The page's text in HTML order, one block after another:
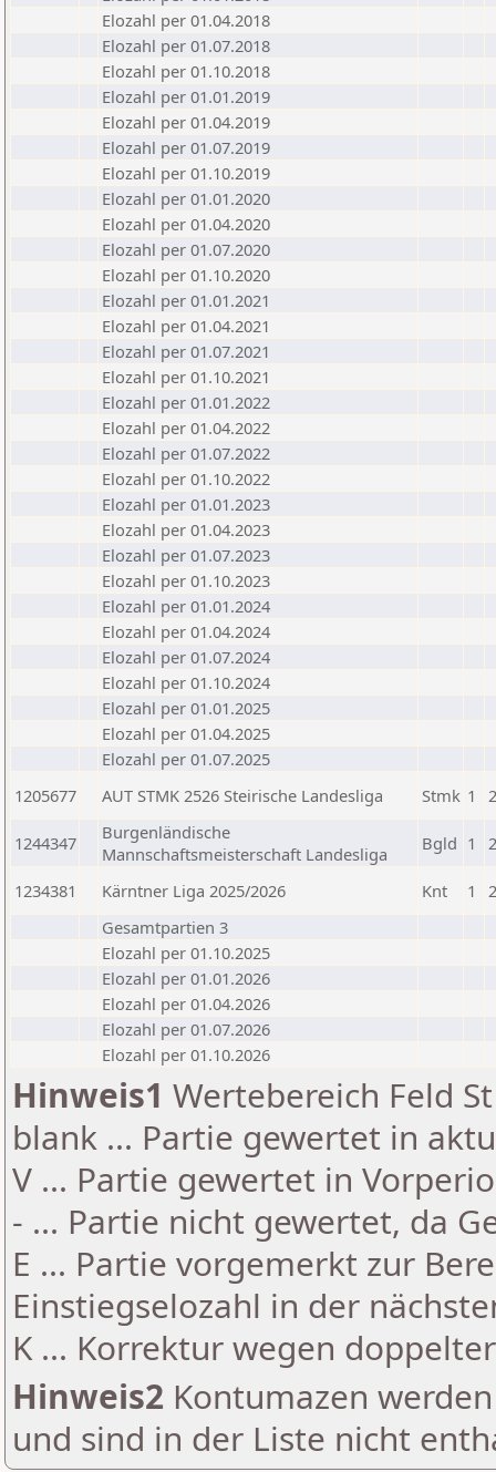
Elozahl per 01.04.2018
Elozahl per 01.07.2018
Elozahl per 01.10.2018
Elozahl per 01.01.2019
Elozahl per 01.04.2019
Elozahl per 01.07.2019
Elozahl per 01.10.2019
Elozahl per 01.01.2020
Elozahl per 01.04.2020
Elozahl per 01.07.2020
Elozahl per 01.10.2020
Elozahl per 01.01.2021
Elozahl per 01.04.2021
Elozahl per 01.07.2021
Elozahl per 01.10.2021
Elozahl per 01.01.2022
Elozahl per 01.04.2022
Elozahl per 01.07.2022
Elozahl per 01.10.2022
Elozahl per 01.01.2023
Elozahl per 01.04.2023
Elozahl per 01.07.2023
Elozahl per 01.10.2023
Elozahl per 01.01.2024
Elozahl per 01.04.2024
Elozahl per 01.07.2024
Elozahl per 01.10.2024
Elozahl per 01.01.2025
Elozahl per 01.04.2025
Elozahl per 01.07.2025
1205677
AUT STMK 2526 Steirische Landesliga Stmk 1
1244347
Burgenländische
Mannschaftsmeisterschaft Landesliga
Bgld 1
1234381 Kärntner Liga 2025/2026 Knt 1
Gesamtpartien 3
Elozahl per 01.10.2025
Elozahl per 01.01.2026
Elozahl per 01.04.2026
Elozahl per 01.07.2026
Elozahl per 01.10.2026
Hinweis1 Wertebereich Feld
blank ... Partie gewertet in
V ... Partie gewertet in
- ... Partie nicht gewertet, da
E ... Partie vorgemerkt zur
Einstiegselozahl in der
K ... Korrektur wegen
Hinweis2 Kontumazen
und sind in der Liste nicht